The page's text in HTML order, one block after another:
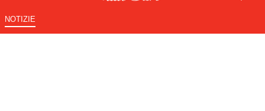
NOTIZIE